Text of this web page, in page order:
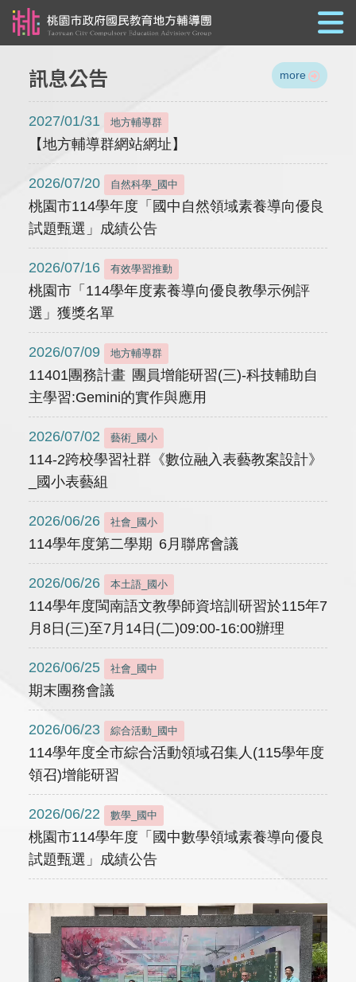
訊息公告 more
2027/01/31 地方輔導群
【地方輔導群網站網址】
2026/07/20 自然科學_國中
桃園市114學年度「國中自然領域素養導向優良
試題甄選」成績公告
2026/07/16 有效學習推動
桃園市「114學年度素養導向優良教學示例評
選」獲獎名單
2026/07/09 地方輔導群
11401團務計畫 團員增能研習(三)-科技輔助自
主學習:Gemini的實作與應用
2026/07/02 藝術_國小
114-2跨校學習社群《數位融入表藝教案設計》
_國小表藝組
2026/06/26 社會_國小
114學年度第二學期 6月聯席會議
2026/06/26 本土語_國小
114學年度閩南語文教學師資培訓研習於115年7
月8日(三)至7月14日(二)09:00-16:00辦理
2026/06/25 社會_國中
期末團務會議
2026/06/23 綜合活動_國中
114學年度全市綜合活動領域召集人(115學年度
領召)增能研習
2026/06/22 數學_國中
桃園市114學年度「國中數學領域素養導向優良
試題甄選」成績公告